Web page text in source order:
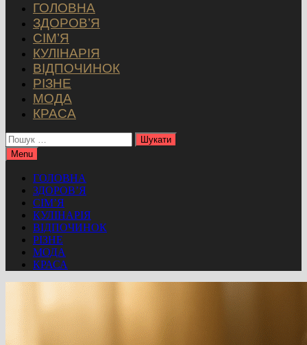
ГОЛОВНА
ЗДОРОВ’Я
СІМ’Я
КУЛІНАРІЯ
ВІДПОЧИНОК
РІЗНЕ
МОДА
КРАСА
Пошук:
Menu
ГОЛОВНА
ЗДОРОВ’Я
СІМ’Я
КУЛІНАРІЯ
ВІДПОЧИНОК
РІЗНЕ
МОДА
КРАСА